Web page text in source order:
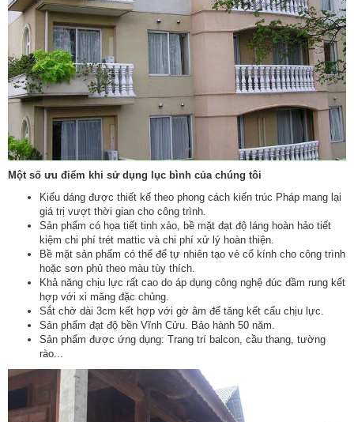
Một số ưu điểm khi sử dụng lục bình của chúng tôi
Kiểu dáng được thiết kế theo phong cách kiến trúc Pháp mang lại
giá trị vượt thời gian cho công trình.
Sản phẩm có họa tiết tinh xảo, bề mặt đạt độ láng hoàn hảo tiết
kiệm chi phí trét mattic và chi phí xử lý hoàn thiện.
Bề mặt sản phẩm có thể để tự nhiên tạo vẻ cổ kính cho công trình
hoặc sơn phủ theo màu tùy thích.
Khả năng chịu lực rất cao do áp dụng công nghệ đúc đầm rung kết
hợp với xi măng đặc chủng.
Sắt chờ dài 3cm kết hợp với gờ âm để tăng kết cấu chịu lực.
Sản phẩm đạt độ bền Vĩnh Cửu. Bảo hành 50 năm.
Sản phẩm được ứng dụng: Trang trí balcon, cầu thang, tường
rào...